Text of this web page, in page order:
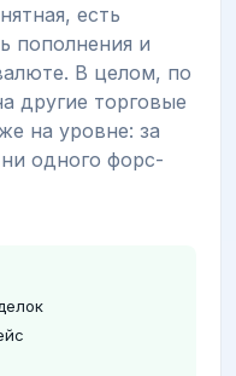
есть
пополнения и
В целом, по
другие торговые
на уровне: за
одного форс-